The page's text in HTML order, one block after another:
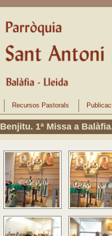
Recursos Pastorals
Benjitu. 1ª Missa a